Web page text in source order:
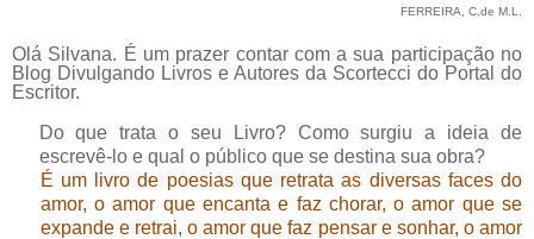
FERREIRA, C.de M.L.
Olá Silvana. É um prazer contar com a sua participação no
Blog Divulgando Livros e Autores da Scortecci do Portal do
Escritor.
Do que trata o seu Livro? Como surgiu a ideia de
escrevê-lo e qual o público que se destina sua obra?
É um livro de poesias que retrata as diversas faces do
amor, o amor que encanta e faz chorar, o amor que se
expande e retrai, o amor que faz pensar e sonhar, o amor